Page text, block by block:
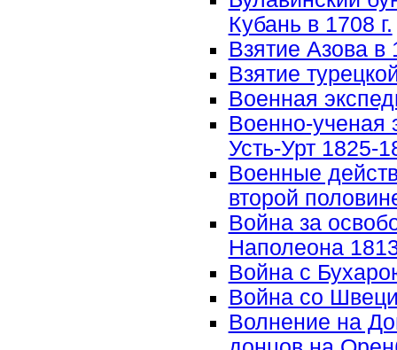
Кубань в 1708 г.
Взятие Азова в
Взятие
Военная
Военно-ученая
Усть-Урт 1825-
Военные
второй
Война за
Наполеона
Война с
Война со
Волнение на